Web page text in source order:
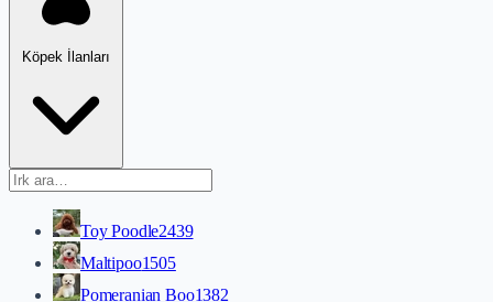
Köpek İlanları
Toy Poodle2439
Maltipoo1505
Pomeranian Boo1382